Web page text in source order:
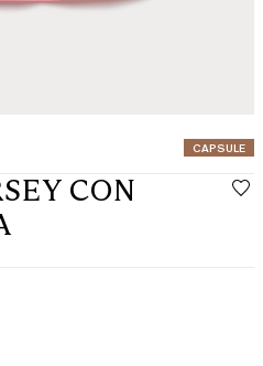
CATEGORIA:
CAPSULE
CON